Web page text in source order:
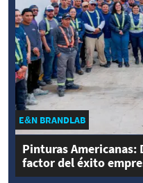
E&N BRANDLAB
Pinturas Americanas:
factor del éxito